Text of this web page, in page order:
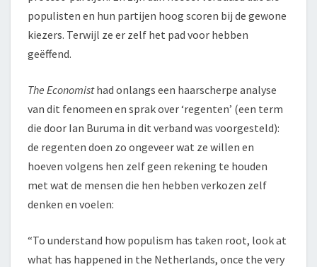
populisten en hun partijen hoog scoren bij de gewone
kiezers. Terwijl ze er zelf het pad voor hebben
geëffend.
The Economisthad onlangs een haarscherpe analyse
van dit fenomeen en sprak over ‘regenten’ (een term
die door Ian Buruma in dit verband was voorgesteld):
de regenten doen zo ongeveer wat ze willen en
hoeven volgens hen zelf geen rekening te houden
met wat de mensen die hen hebben verkozen zelf
denken en voelen:
“To understand how populism has taken root, look at
what has happened in the Netherlands, once the very